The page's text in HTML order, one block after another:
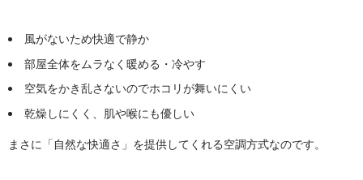
風がないため快適で静か
部屋全体をムラなく暖める・冷やす
空気をかき乱さないのでホコリが舞いにくい
乾燥しにくく、肌や喉にも優しい
まさに「自然な快適さ」を提供してくれる空調方式なのです。